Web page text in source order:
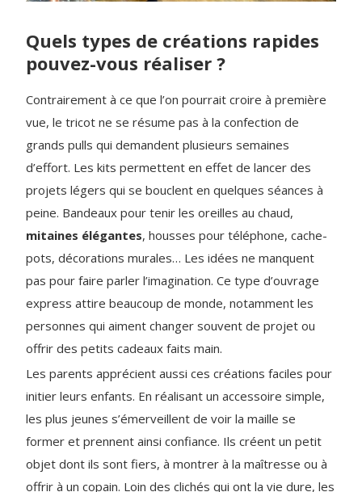
Quels types de créations rapides
pouvez-vous réaliser ?
Contrairement à ce que l’on pourrait croire à première
vue, le tricot ne se résume pas à la confection de
grands pulls qui demandent plusieurs semaines
d’effort. Les kits permettent en effet de lancer des
projets légers qui se bouclent en quelques séances à
peine. Bandeaux pour tenir les oreilles au chaud,
mitaines élégantes, housses pour téléphone, cache-
pots, décorations murales… Les idées ne manquent
pas pour faire parler l’imagination. Ce type d’ouvrage
express attire beaucoup de monde, notamment les
personnes qui aiment changer souvent de projet ou
offrir des petits cadeaux faits main.
Les parents apprécient aussi ces créations faciles pour
initier leurs enfants. En réalisant un accessoire simple,
les plus jeunes s’émerveillent de voir la maille se
former et prennent ainsi confiance. Ils créent un petit
objet dont ils sont fiers, à montrer à la maîtresse ou à
offrir à un copain. Loin des clichés qui ont la vie dure, les